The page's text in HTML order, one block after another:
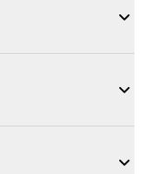


